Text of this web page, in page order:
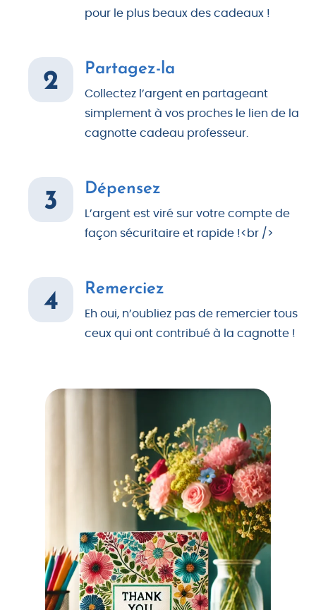
pour le plus beaux des cadeaux !
2 Partagez-la
Collectez l’argent en partageant
simplement à vos proches le lien de la
cagnotte cadeau professeur.
3 Dépensez
L’argent est viré sur votre compte de
façon sécuritaire et rapide !<br />
4 Remerciez
Eh oui, n’oubliez pas de remercier tous
ceux qui ont contribué à la cagnotte !